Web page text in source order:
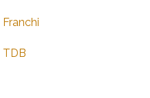
Franchi
TDB